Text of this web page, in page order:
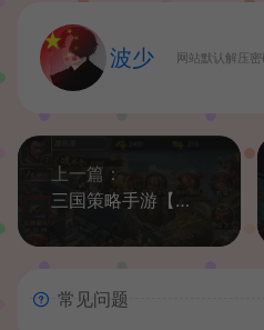
波少 网站默认解压
上一篇：
三国策略手游【放置三国H5】最新整理Win一键即玩服务端+充值物品后台
常见问题